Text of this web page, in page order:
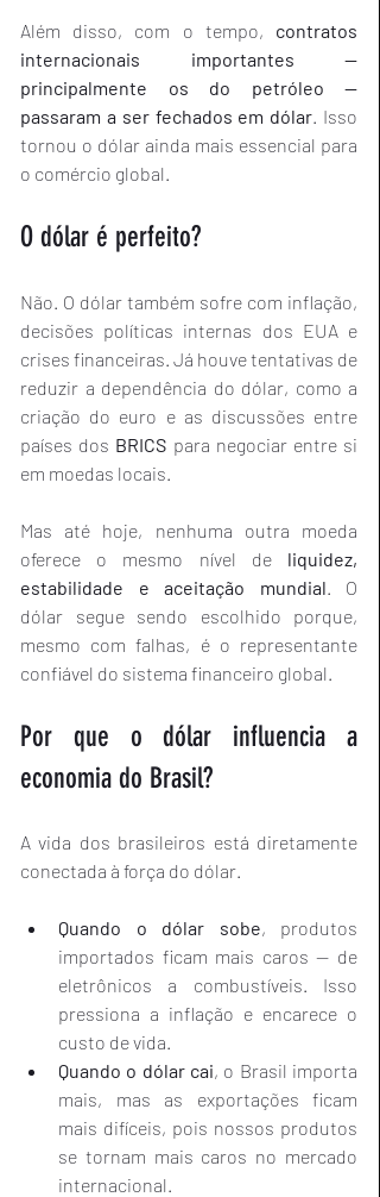
Além disso, com o tempo, contratos
internacionais importantes —
principalmente os do petróleo —
passaram a ser fechados em dólar. Isso
tornou o dólar ainda mais essencial para
o comércio global.
O dólar é perfeito?
Não. O dólar também sofre com inflação,
decisões políticas internas dos EUA e
crises financeiras. Já houve tentativas de
reduzir a dependência do dólar, como a
criação do euro e as discussões entre
países dos BRICS para negociar entre si
em moedas locais.
Mas até hoje, nenhuma outra moeda
oferece o mesmo nível de liquidez,
estabilidade e aceitação mundial. O
dólar segue sendo escolhido porque,
mesmo com falhas, é o representante
confiável do sistema financeiro global.
Por que o dólar influencia a
economia do Brasil?
A vida dos brasileiros está diretamente
conectada à força do dólar.
Quando o dólar sobe, produtos
importados ficam mais caros — de
eletrônicos a combustíveis. Isso
pressiona a inflação e encarece o
custo de vida.
Quando o dólar cai, o Brasil importa
mais, mas as exportações ficam
mais difíceis, pois nossos produtos
se tornam mais caros no mercado
internacional.